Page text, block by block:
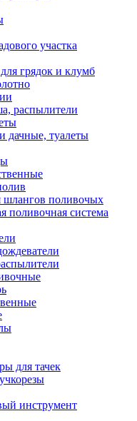
участка
грядок и клумб
распылители
дачные, туалеты
шлангов поливочых
поливочная система
для тачек
инструмент